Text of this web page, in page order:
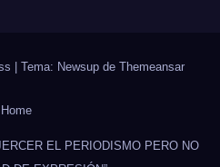
| Tema: Newsup de Themeansar
Home
EL PERIODISMO PERO NO